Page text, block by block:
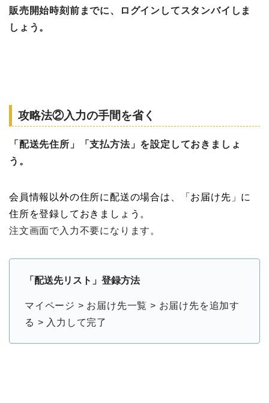
販売開始時刻前までに、ログインしてスタンバイしま
しょう。
攻略法②入力の手間を省く
「配送先住所」「支払方法」を設定しておきましょ
う。
会員情報以外の住所に配送の場合は、「お届け先」に
住所を登録しておきましょう。
注文画面で入力不要になります。
「配送先リスト」登録方法
マイページ > お届け先一覧 > お届け先を追加す
る > 入力して完了